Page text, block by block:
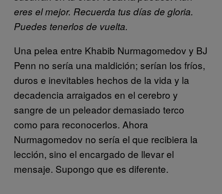
eres el mejor. Recuerda tus días de gloria.
Puedes tenerlos de vuelta.
Una pelea entre Khabib Nurmagomedov y BJ
Penn no sería una maldición; serían los fríos,
duros e inevitables hechos de la vida y la
decadencia arraigados en el cerebro y
sangre de un peleador demasiado terco
como para reconocerlos. Ahora
Nurmagomedov no sería el que recibiera la
lección, sino el encargado de llevar el
mensaje. Supongo que es diferente.